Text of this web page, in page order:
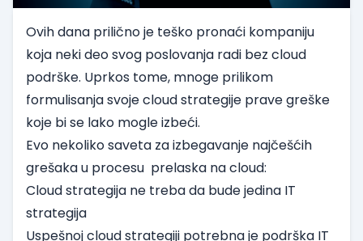
Ovih dana prilično je teško pronaći kompaniju
koja neki deo svog poslovanja radi bez cloud
podrške. Uprkos tome, mnoge prilikom
formulisanja svoje cloud strategije prave greške
koje bi se lako mogle izbeći.
Evo nekoliko saveta za izbegavanje najčešćih
grešaka u procesu prelaska na cloud:
Cloud strategija ne treba da bude jedina IT
strategija
Uspešnoj cloud strategiji potrebna je podrška IT